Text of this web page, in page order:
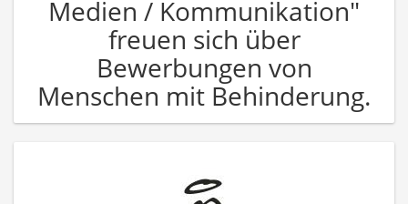
Medien / Kommunikation"
freuen sich über
Bewerbungen von
Menschen mit Behinderung.